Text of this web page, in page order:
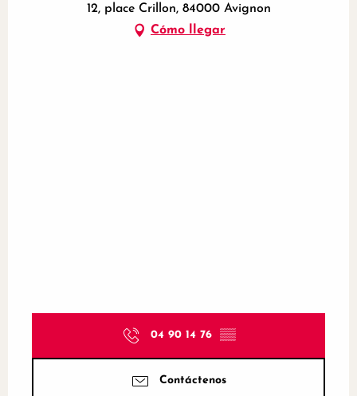
12, place Crillon, 84000 Avignon
Cómo llegar
04 90 14 76 ▒▒
Contáctenos